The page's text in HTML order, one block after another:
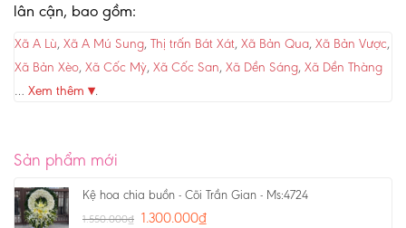
lân cận, bao gồm:
Xã A Lù, Xã A Mú Sung, Thị trấn Bát Xát, Xã Bản Qua, Xã Bản Vược,
Xã Bản Xèo, Xã Cốc Mỳ, Xã Cốc San, Xã Dền Sáng, Xã Dền Thàng
… Xem thêm ▾.
Sản phẩm mới
Kệ hoa chia buồn - Cõi Trần Gian - Ms:4724
1.550.000₫ 1.300.000₫